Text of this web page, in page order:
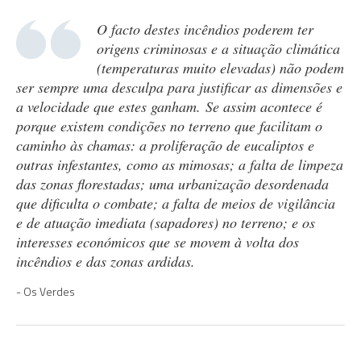
O facto destes incêndios poderem ter
origens criminosas e a situação climática
(temperaturas muito elevadas) não podem
ser sempre uma desculpa para justificar as dimensões e
a velocidade que estes ganham. Se assim acontece é
porque existem condições no terreno que facilitam o
caminho às chamas: a proliferação de eucaliptos e
outras infestantes, como as mimosas; a falta de limpeza
das zonas florestadas; uma urbanização desordenada
que dificulta o combate; a falta de meios de vigilância
e de atuação imediata (sapadores) no terreno; e os
interesses económicos que se movem à volta dos
incêndios e das zonas ardidas.
Os Verdes